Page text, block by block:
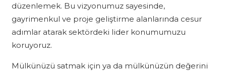
düzenlemek. Bu vizyonumuz sayesinde,
gayrimenkul ve proje geliştirme alanlarında cesur
adımlar atarak sektördeki lider konumumuzu
koruyoruz.
Mülkünüzü satmak için ya da mülkünüzün değerini